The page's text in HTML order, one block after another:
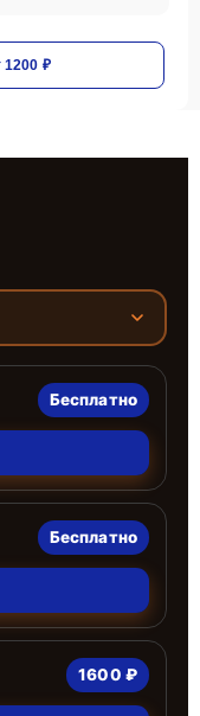
1200 ₽
Бесплатно
Бесплатно
1600 ₽